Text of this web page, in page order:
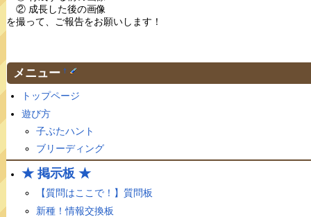
② 成長した後の画像
を撮って、ご報告をお願いします！
メニュー †
トップページ
遊び方
子ぶたハント
ブリーディング
★ 掲示板 ★
【質問はここで！】質問板
新種！情報交換板